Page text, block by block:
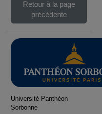
Retour à la page
précédente
Université Panthéon
Sorbonne